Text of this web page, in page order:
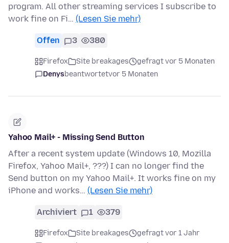
program. All other streaming services I subscribe to
work fine on Fi… (Lesen Sie mehr)
Offen 3 380
Firefox Site breakages
gefragt vor 5 Monaten
Denysbeantwortetvor 5 Monaten
Yahoo Mail+ - Missing Send Button
After a recent system update (Windows 10, Mozilla
Firefox, Yahoo Mail+, ???) I can no longer find the
Send button on my Yahoo Mail+. It works fine on my
iPhone and works… (Lesen Sie mehr)
Archiviert 1 379
Firefox Site breakages
gefragt vor 1 Jahr